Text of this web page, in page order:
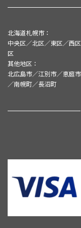
北海道札幌市：
中央区／北区／東区／西
区
其他地区：
北広島市／江別市／恵庭
／南幌町／長沼町